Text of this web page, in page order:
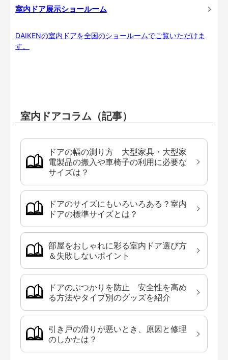
室内ドア展示ショールーム
DAIKENの室内ドアを全国のショールームでご覧いただけま
す。
室内ドアコラム（記事）
ドアの幅の測り方 大型家具・大型家
電製品の搬入や車椅子の利用に必要な
サイズは？
ドアのサイズにもいろいろある？室内
ドアの標準サイズとは？
部屋をおしゃれに彩る室内ドア選び方
＆失敗しないポイント
ドアのぶつかりを防止 安全性を高め
る方法やタイプ別のグッズを紹介
引き戸の滑りが悪いとき、原因と修理
のしかたは？